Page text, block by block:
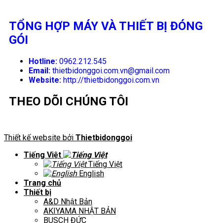
TỔNG HỢP MÁY VÀ THIẾT BỊ ĐÓNG
GÓI
Hotline: 0962.212.545
Email: thietbidonggoi.com.vn@gmail.com
Website: http://thietbidonggoi.com.vn
THEO DÕI CHÚNG TÔI
Thiết kế website bởi Thietbidonggoi
Tiếng Việt
Tiếng Việt
English
Trang chủ
Thiết bị
A&D Nhật Bản
AKIYAMA NHẬT BẢN
BUSCH ĐỨC